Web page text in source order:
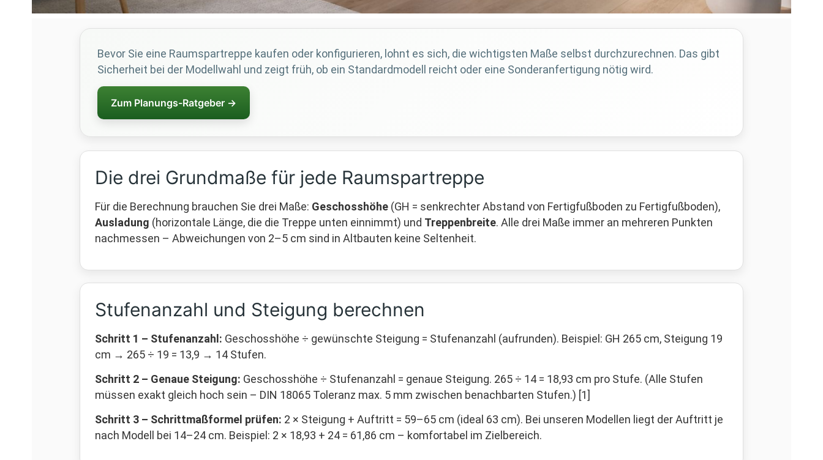
Bevor Sie eine Raumspartreppe kaufen oder konfigurieren, lohnt es sich, die wichtigsten Maße selbst durchzurechnen. Das gibt
Sicherheit bei der Modellwahl und zeigt früh, ob ein Standardmodell reicht oder eine Sonderanfertigung nötig wird.
Zum Planungs-Ratgeber →
Die drei Grundmaße für jede Raumspartreppe
Für die Berechnung brauchen Sie drei Maße: Geschosshöhe (GH = senkrechter Abstand von Fertigfußboden zu Fertigfußboden),
Ausladung (horizontale Länge, die die Treppe unten einnimmt) und Treppenbreite. Alle drei Maße immer an mehreren Punkten
nachmessen – Abweichungen von 2–5 cm sind in Altbauten keine Seltenheit.
Stufenanzahl und Steigung berechnen
Schritt 1 – Stufenanzahl: Geschosshöhe ÷ gewünschte Steigung = Stufenanzahl (aufrunden). Beispiel: GH 265 cm, Steigung 19
cm → 265 ÷ 19 = 13,9 → 14 Stufen.
Schritt 2 – Genaue Steigung: Geschosshöhe ÷ Stufenanzahl = genaue Steigung. 265 ÷ 14 = 18,93 cm pro Stufe. (Alle Stufen
müssen exakt gleich hoch sein – DIN 18065 Toleranz max. 5 mm zwischen benachbarten Stufen.) [1]
Schritt 3 – Schrittmaßformel prüfen: 2 × Steigung + Auftritt = 59–65 cm (ideal 63 cm). Bei unseren Modellen liegt der Auftritt je
nach Modell bei 14–24 cm. Beispiel: 2 × 18,93 + 24 = 61,86 cm – komfortabel im Zielbereich.